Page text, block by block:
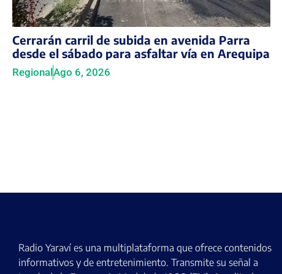
Cerrarán carril de subida en avenida Parra
desde el sábado para asfaltar vía en Arequipa
RegionalAgo 6, 2026
Radio Yaraví es una multiplataforma que ofrece contenidos
informativos y de entretenimiento. Transmite su señal a